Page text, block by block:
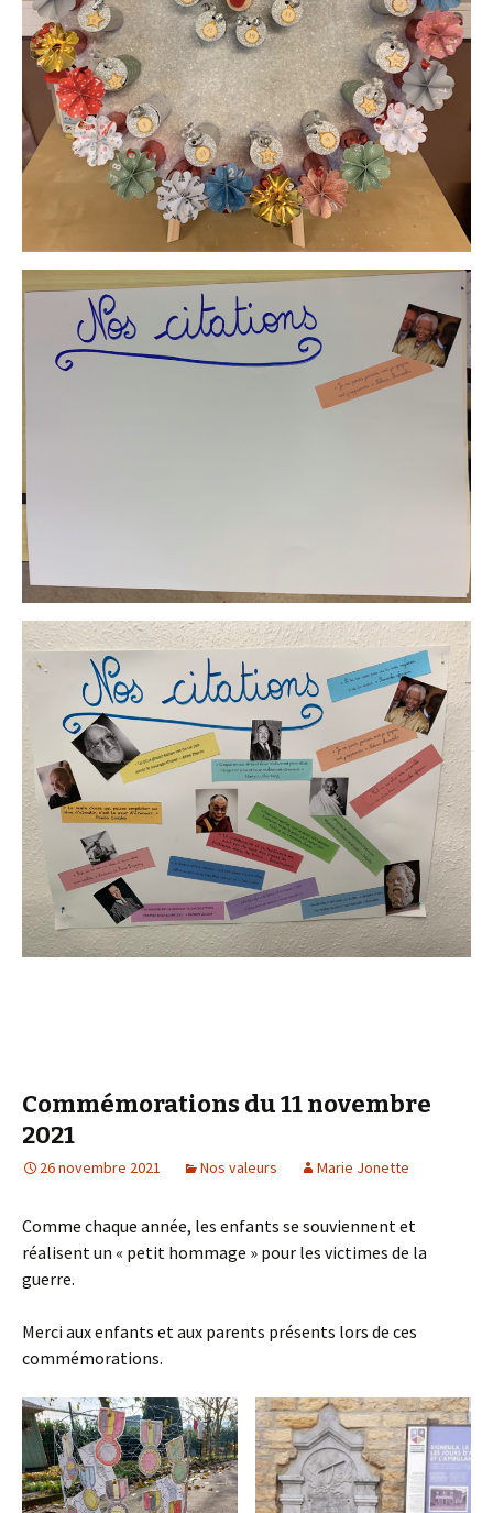
Commémorations du 11 novembre
2021
26 novembre 2021 Nos valeurs Marie Jonette
Comme chaque année, les enfants se souviennent et
réalisent un « petit hommage » pour les victimes de la
guerre.
Merci aux enfants et aux parents présents lors de ces
commémorations.